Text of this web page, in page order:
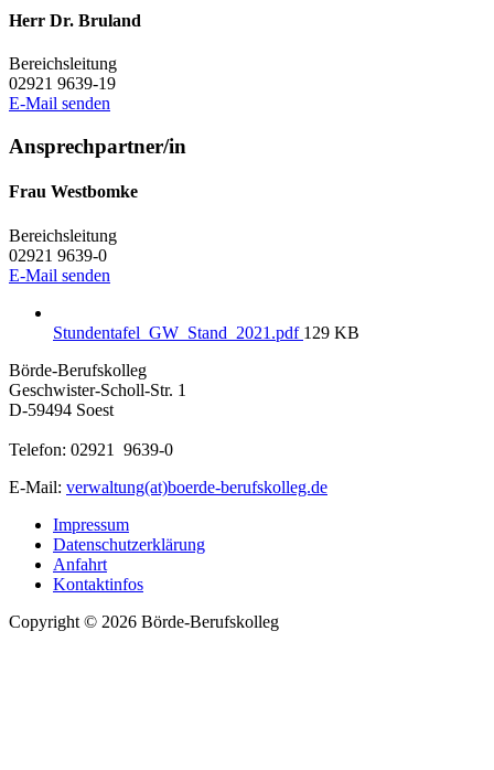
Herr Dr. Bruland
Bereichsleitung
02921 9639-19
E-Mail senden
Ansprechpartner/in
Frau Westbomke
Bereichsleitung
02921 9639-0
E-Mail senden
Stundentafel_GW_Stand_2021.pdf 129 KB
Börde-Berufskolleg
Geschwister-Scholl-Str. 1
D-59494 Soest
Telefon: 02921 9639-0
E-Mail: verwaltung(at)boerde-berufskolleg.de
Impressum
Datenschutzerklärung
Anfahrt
Kontaktinfos
Copyright © 2026 Börde-Berufskolleg